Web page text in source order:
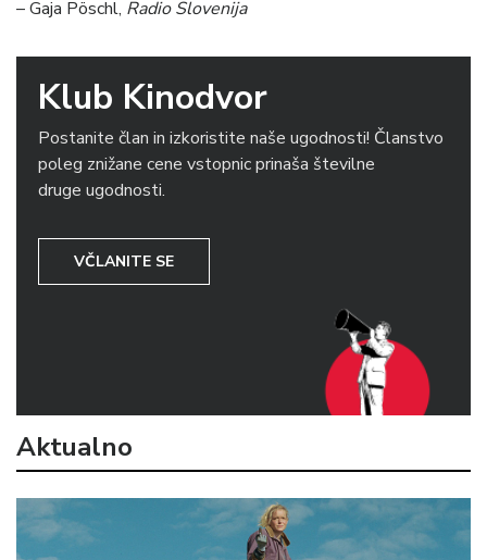
– Gaja Pöschl, Radio Slovenija
Klub Kinodvor
Postanite član in izkoristite naše ugodnosti! Članstvo
poleg znižane cene vstopnic prinaša številne
druge ugodnosti.
VČLANITE SE
Aktualno